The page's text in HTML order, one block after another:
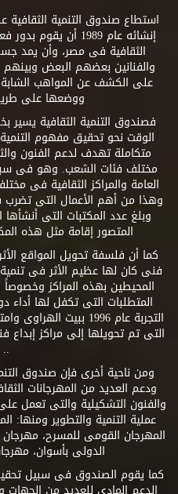
استطاع صندوق التنمية
إنشائه عام 1989 أن
الثقافية فى مصر، وأن يمد
والفنانين بعضهم البعض
على الكشف عن المواهب
ووضعها على طريق
فصندوق التنمية الثقافية
الوقت نحو تحقيق مفهوم
متكاملة تهدف لدعم الفنون
مختلف فئات الشعب. وهو فى
العامة والمراكز الثقافية فى
وهذا من أهم الأعمال التى
وبلغ عدد المكتبات التى
المتصور إقامة مثل هذه
كما أن فلسفة تحويل المواقع
فنى كان لها عظيم الأثر فى
المحيطين بهذه المراكز
المتطلبات التى تكفل لها أداء
التجربة عام 1996
.
ومن ناحية أخرى فإن صندوق
ودعم العديد من المهرجانات
والفنون التشكيلية والتى تعمل
عملية التنمية والتطوير ومنها:
المهرجان القومى للمسرح،
الدولى بأسوان،
كما يقوم الصندوق فى سبيل تحقيق